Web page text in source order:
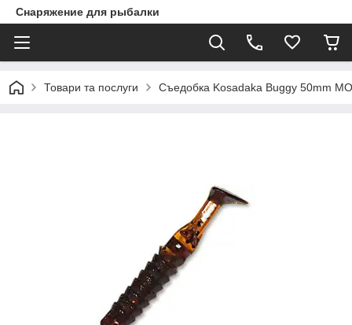
Снаряжение для рыбалки
Товари та послуги Съедобка Kosadaka Buggy 50mm MO